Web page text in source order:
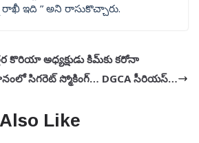
రాఖీ ఇది ” అని రాసుకొచ్చారు.
అధ్యక్షుడు కిమ్‌కు కరోనా
సిగరెట్‌ స్మోకింగ్‌… DGCA సీరియస్‌…
Like